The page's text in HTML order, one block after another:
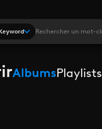
AlbumsPlaylists